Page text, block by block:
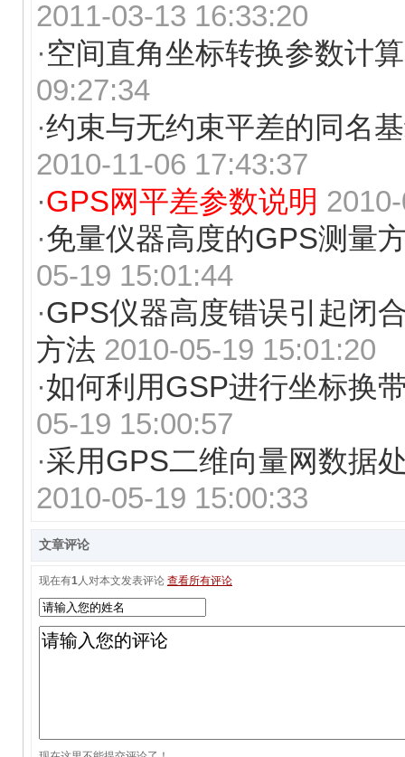
2011-03-13 16:33:20
·空间直角坐标转换参数计算
09:27:34
·约束与无约束平差的同名
2010-11-06 17:43:37
·GPS网平差参数说明
·免量仪器高度的GPS测量
05-19 15:01:44
·GPS仪器高度错误引起闭
方法 2010-05-19 15:01:20
·如何利用GSP进行坐标换
05-19 15:00:57
·采用GPS二维向量网数据
2010-05-19 15:00:33
文章评论
现在有1人对本文发表评论 查看所有评论